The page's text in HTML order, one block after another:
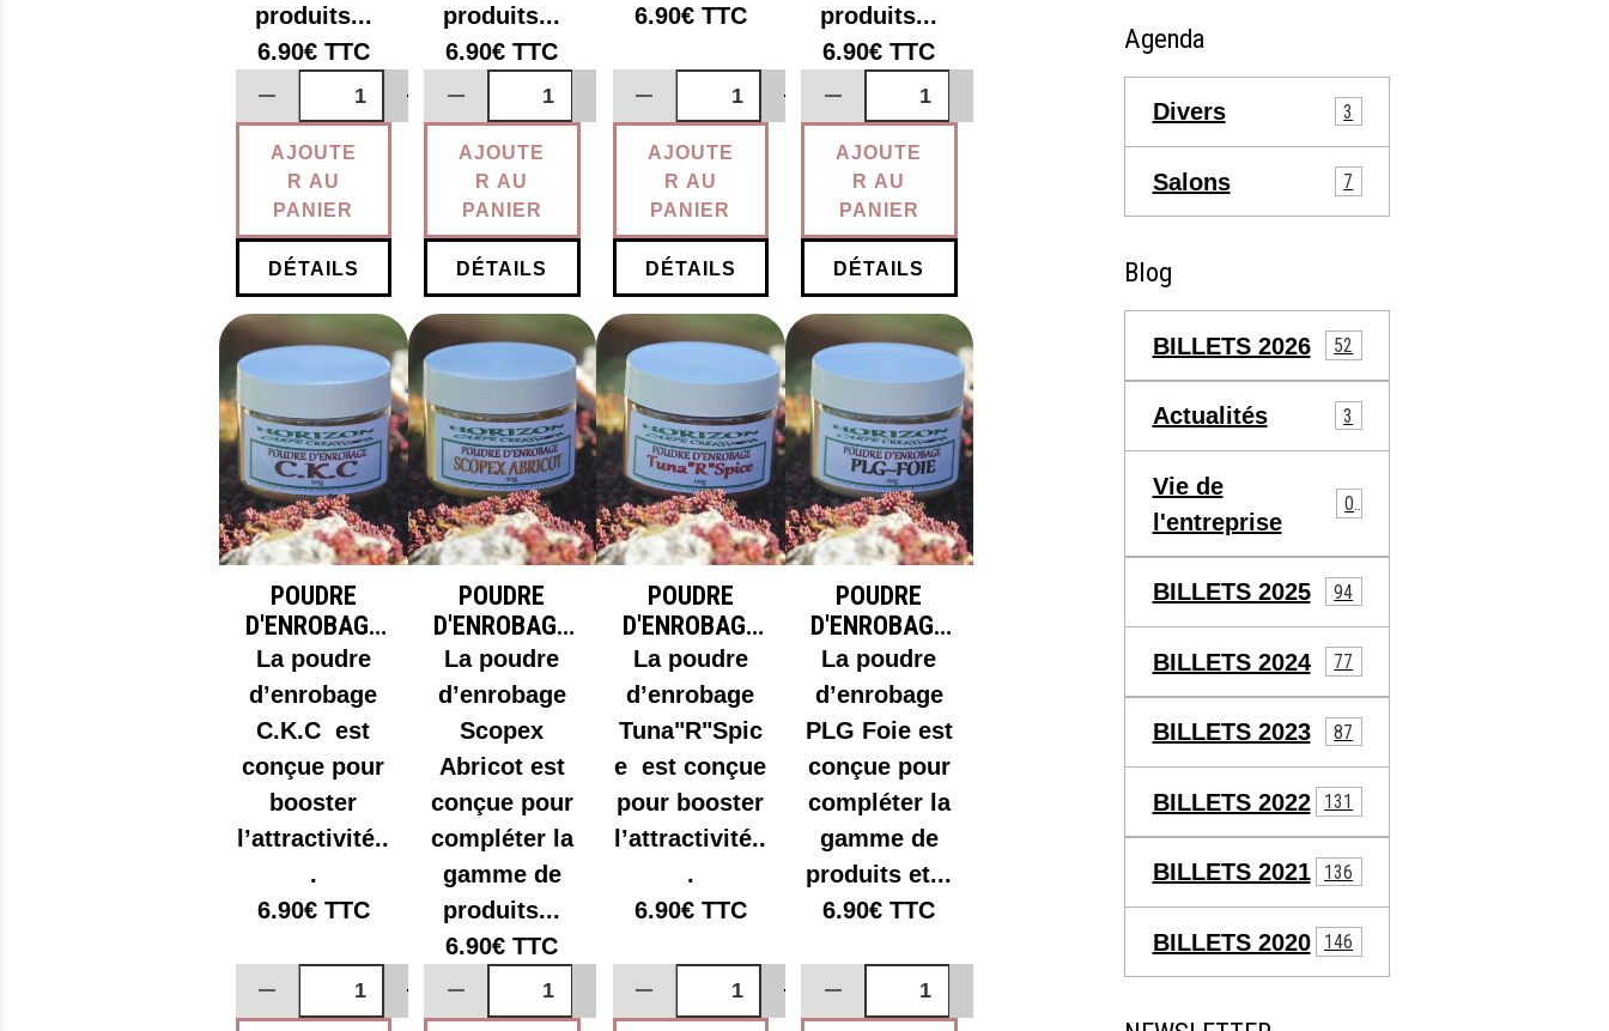
produits...
6.90€ TTC
AJOUTE
R AU
PANIER
DÉTAILS
produits...
6.90€TTC
AJOUTE
R AU
PANIER
DÉTAILS
6.90€ TTC
AJOUTE
R AU
PANIER
DÉTAILS
produits...
6.90€TTC
AJOUTE
R AU
PANIER
DÉTAILS
POUDRE
D'ENROBAGE
C.K.C
La poudre
d’enrobage
C.K.C est
conçue pour
booster
l’attractivité..
.
6.90€ TTC
POUDRE
D'ENROBAGE
SCOPEX
ABRICOT
La poudre
d’enrobage
Scopex
Abricot est
conçue pour
compléter la
gamme de
produits...
6.90€TTC
POUDRE
D'ENROBAGE
TUNA"R"SPICE
La poudre
d’enrobage
Tuna"R"Spic
e est conçue
pour booster
l’attractivité..
.
6.90€ TTC
POUDRE
D'ENROBAGE
PLG - FOIE
La poudre
d’enrobage
PLG Foie est
conçue pour
compléter la
gamme de
produits et...
6.90€TTC
Agenda
Divers 3
Salons 7
Blog
BILLETS 2026 52
Actualités 3
Vie de
l'entreprise
0
BILLETS 2025 94
BILLETS 2024 77
BILLETS 2023 87
BILLETS 2022 131
BILLETS 2021 136
BILLETS 2020 146